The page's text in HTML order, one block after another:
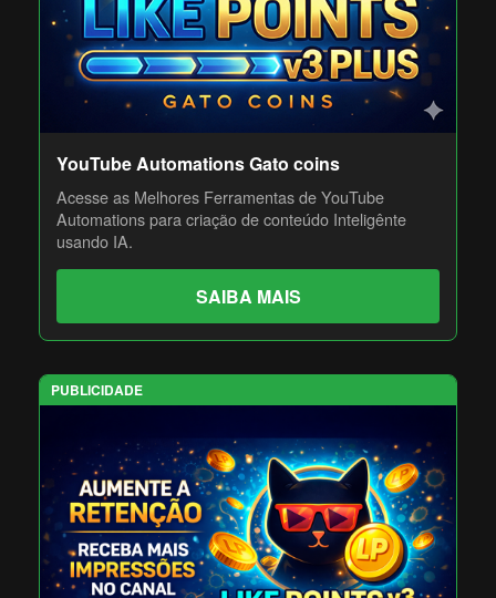
YouTube Automations Gato coins
Acesse as Melhores Ferramentas de YouTube
Automations para criação de conteúdo Inteligênte
usando IA.
SAIBA MAIS
PUBLICIDADE